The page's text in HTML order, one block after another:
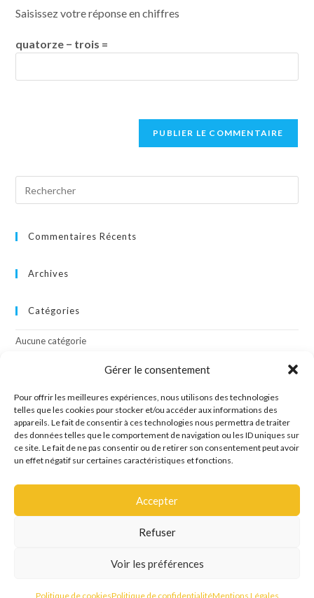
Gérer le consentement
Pour offrir les meilleures expériences, nous utilisons des technologies
telles que les cookies pour stocker et/ou accéder aux informations des
appareils. Le fait de consentir à ces technologies nous permettra de traiter
des données telles que le comportement de navigation ou les ID uniques sur
ce site. Le fait de ne pas consentir ou de retirer son consentement peut avoir
un effet négatif sur certaines caractéristiques et fonctions.
Accepter
Refuser
Voir les préférences
Politique de cookiesPolitique de confidentialitéMentions Légales
Saisissez votre réponse en chiffres
quatorze − trois =
Commentaires Récents
Archives
Catégories
Aucune catégorie
Connexion
Flux des publications
Flux des commentaires
Site de WordPress-FR
Site créé par l'agence de communication OCTAVE
Mentions Légales Politique de confidentialité
Politique de cookies